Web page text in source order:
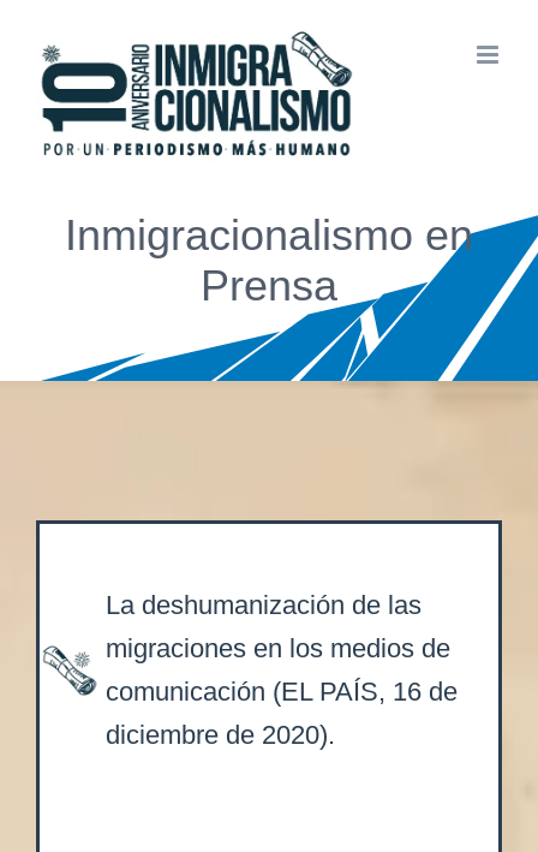
contenido
Inmigracionalismo en
Prensa
La deshumanización de las
migraciones en los medios de
comunicación (EL PAÍS, 16 de
diciembre de 2020).